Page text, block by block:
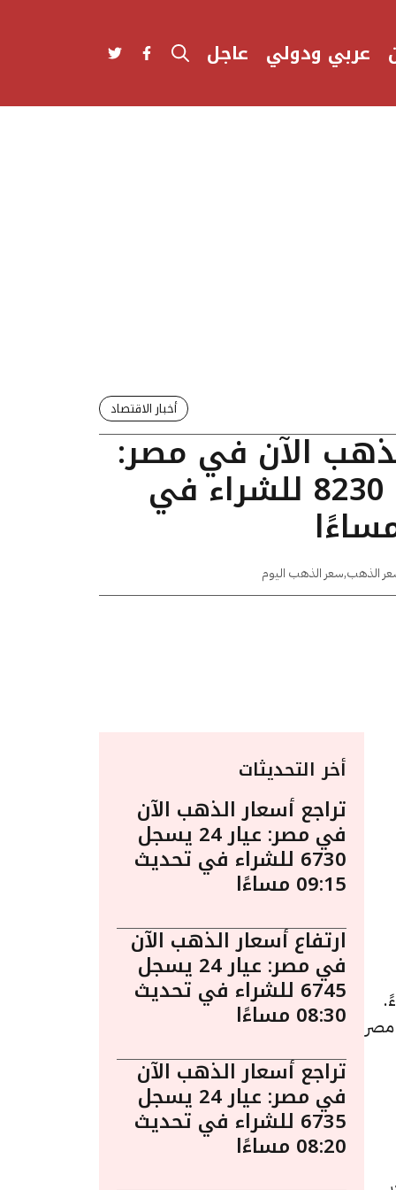
عربي ودولي عاجل
أخبار الاقتصاد
الآن في مصر:
عيار 24 يسجل 8230 للشراء في
الذهب,سعر الذهب اليوم
8:15 مساءً.
أخر التحديثات
تراجع أسعار الذهب الآن
في مصر: عيار 24 يسجل
6730 للشراء في تحديث
09:15 مساءًا
ارتفاع أسعار الذهب الآن
في مصر: عيار 24 يسجل
6745 للشراء في تحديث
08:30 مساءًا
تراجع أسعار الذهب الآن
في مصر: عيار 24 يسجل
6735 للشراء في تحديث
08:20 مساءًا